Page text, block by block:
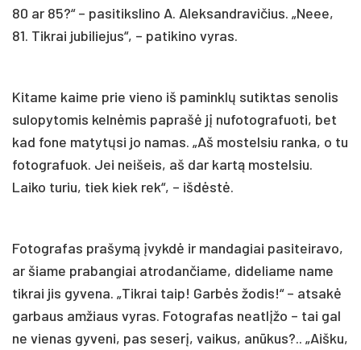
80 ar 85?“ – pasitikslino A. Aleksandravičius. „Neee,
81. Tikrai jubiliejus“, – patikino vyras.
Kitame kaime prie vieno iš paminklų sutiktas senolis
sulopytomis kelnėmis paprašė jį nufotografuoti, bet
kad fone matytųsi jo namas. „Aš mostelsiu ranka, o tu
fotografuok. Jei neišeis, aš dar kartą mostelsiu.
Laiko turiu, tiek kiek rek“, – išdėstė.
Fotografas prašymą įvykdė ir mandagiai pasiteiravo,
ar šiame prabangiai atrodančiame, dideliame name
tikrai jis gyvena. „Tikrai taip! Garbės žodis!“ – atsakė
garbaus amžiaus vyras. Fotografas neatlįžo – tai gal
ne vienas gyveni, pas seserį, vaikus, anūkus?.. „Aišku,